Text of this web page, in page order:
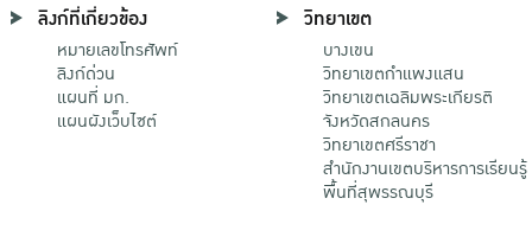
ลิงก์ที่เกี่ยวข้อง
หมายเลขโทรศัพท์
ลิงก์ด่วน
แผนที่ มก.
แผนผังเว็บไซต์
วิทยาเขต
บางเขน
วิทยาเขตกําแพงแสน
วิทยาเขตเฉลิมพระเกียรติ
จังหวัดสกลนคร
วิทยาเขตศรีราชา
สำนักงานเขตบริหารการเรียนรู้
พื้นที่สุพรรณบุรี